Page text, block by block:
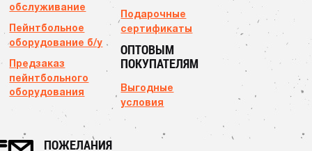
обслуживание
Пейнтбольное
оборудование б/у
Предзаказ
пейнтбольного
оборудования
Подарочные
сертификаты
ОПТОВЫМ
ПОКУПАТЕЛЯМ
Выгодные
условия
ПОЖЕЛАНИЯ